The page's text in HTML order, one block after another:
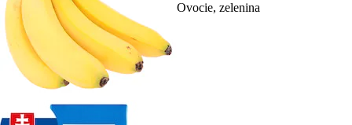
Ovocie, zelenina